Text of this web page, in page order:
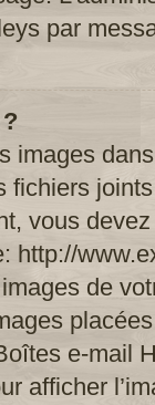
par
images
fichiers
vous
http://
de
e-mail
afficher